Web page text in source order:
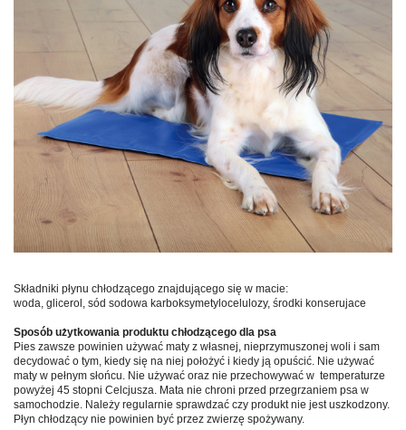
Składniki płynu chłodzącego znajdującego się w macie:
woda, glicerol, sód sodowa karboksymetylocelulozy, środki konserujace
Sposób użytkowania produktu chłodzącego dla psa
Pies zawsze powinien używać maty z własnej, nieprzymuszonej woli i sam
decydować o tym, kiedy się na niej położyć i kiedy ją opuścić. Nie używać
maty w pełnym słońcu. Nie używać oraz nie przechowywać w temperaturze
powyżej 45 stopni Celcjusza. Mata nie chroni przed przegrzaniem psa w
samochodzie. Należy regularnie sprawdzać czy produkt nie jest uszkodzony.
Płyn chłodzący nie powinien być przez zwierzę spożywany.